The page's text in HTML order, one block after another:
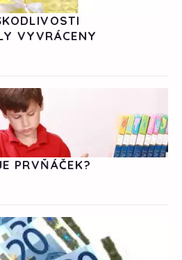
VYVRÁCENY
PRVŇÁČEK?